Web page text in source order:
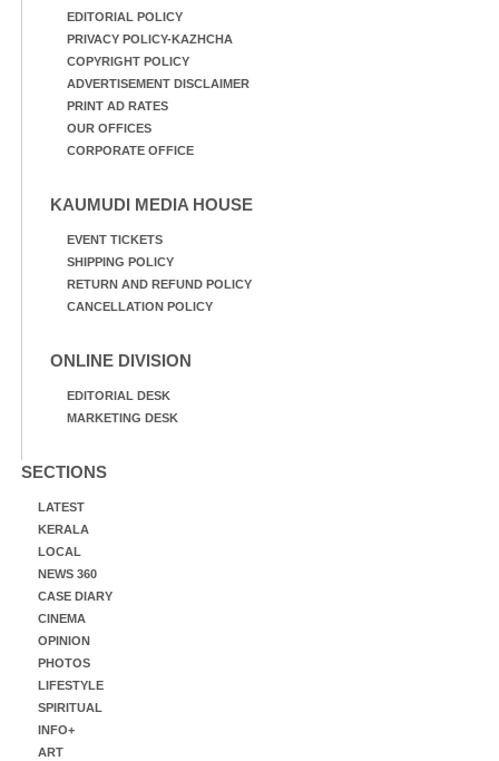
EDITORIAL POLICY
PRIVACY POLICY-KAZHCHA
COPYRIGHT POLICY
ADVERTISEMENT DISCLAIMER
PRINT AD RATES
OUR OFFICES
CORPORATE OFFICE
KAUMUDI MEDIA HOUSE
EVENT TICKETS
SHIPPING POLICY
RETURN AND REFUND POLICY
CANCELLATION POLICY
ONLINE DIVISION
EDITORIAL DESK
MARKETING DESK
SECTIONS
LATEST
KERALA
LOCAL
NEWS 360
CASE DIARY
CINEMA
OPINION
PHOTOS
LIFESTYLE
SPIRITUAL
INFO+
ART